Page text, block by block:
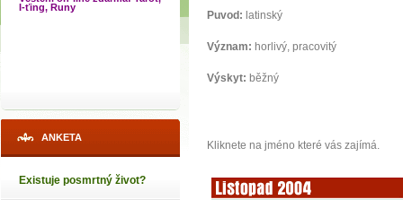
I-ťing, Runy
ANKETA
Existuje posmrtný život?
Puvod: latinský
Význam: horlivý, pracovitý
Výskyt: běžný
Kliknete na jméno které vás zajímá.